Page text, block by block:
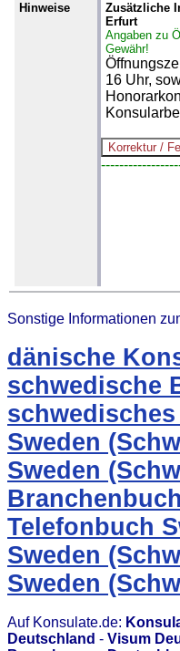
Hinweise
Zusätzliche
Erfurt
Angaben zu
Gewähr!
16 Uhr,
Sonstige Informationen
dänische
schwedische
Sweden
Sweden
Telefonbuch
Sweden
Sweden
Auf Konsulate.de:
Deutschland - Visum